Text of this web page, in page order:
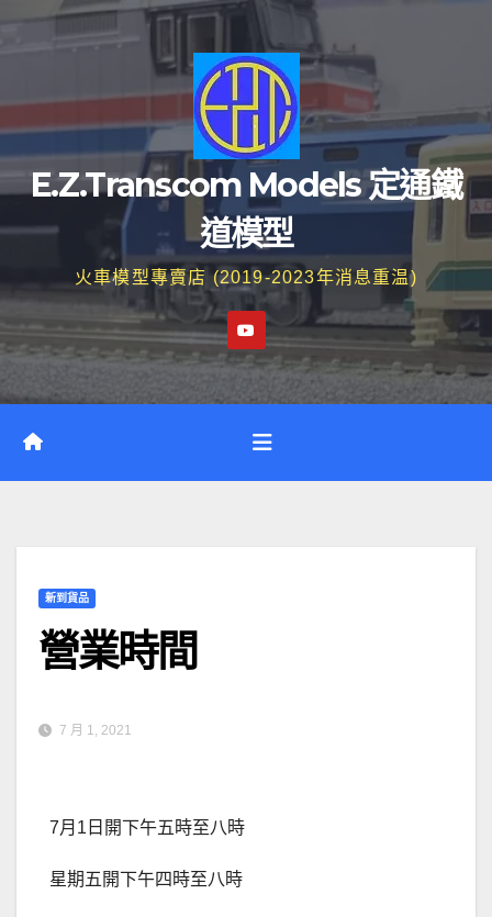
E.Z.Transcom Models 定通鐵
道模型
火車模型專賣店 (2019-2023年消息重温)
新到貨品
營業時間
7 月 1, 2021
7月1日開下午五時至八時
星期五開下午四時至八時